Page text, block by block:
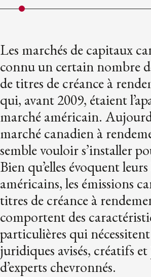
Les marchés de capitaux
connu un certain nombre
de titres de créance à
qui, avant 2009, étaient
marché américain.
marché canadien à
semble vouloir s’installer
Bien qu’elles évoquent
américains, les émissions
titres de créance à
comportent des
particulières qui nécessitent
juridiques avisés, créatifs
d’experts chevronnés.